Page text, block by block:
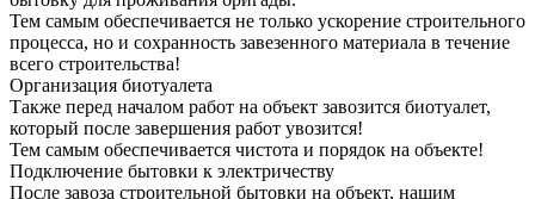
Тем самым обеспечивается не только ускорение строительного
процесса, но и сохранность завезенного материала в течение
всего строительства!
Организация биотуалета
Также перед началом работ на объект завозится биотуалет,
который после завершения работ увозится!
Тем самым обеспечивается чистота и порядок на объекте!
Подключение бытовки к электричеству
После завоза строительной бытовки на объект, нашим